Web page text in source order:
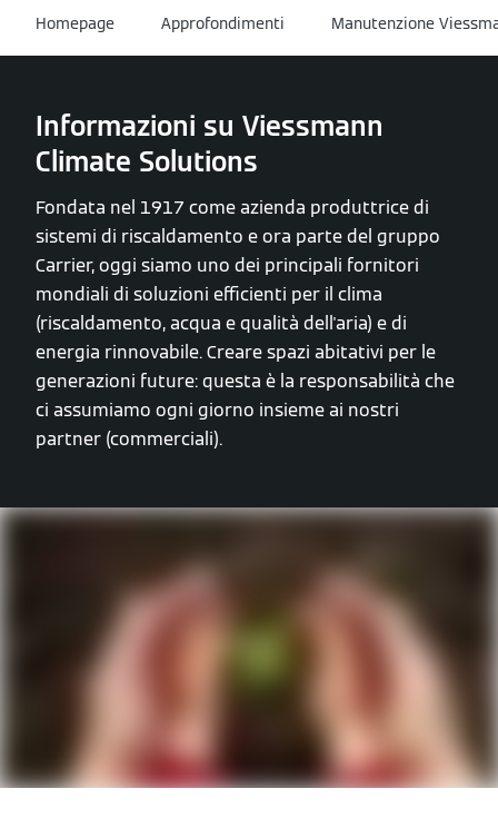
Homepage Approfondimenti Manutenzione
Informazioni su Viessmann
Climate Solutions
Fondata nel 1917 come azienda produttrice di
sistemi di riscaldamento e ora parte del gruppo
Carrier, oggi siamo uno dei principali fornitori
mondiali di soluzioni efficienti per il clima
(riscaldamento, acqua e qualità dell'aria) e di
energia rinnovabile. Creare spazi abitativi per le
generazioni future: questa è la responsabilità che
ci assumiamo ogni giorno insieme ai nostri
partner (commerciali).